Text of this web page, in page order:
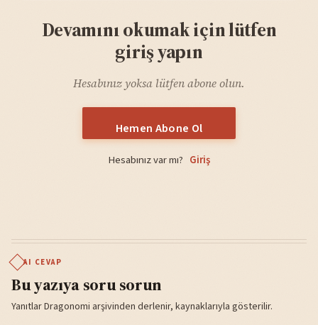
Devamını okumak için lütfen
giriş yapın
Hesabınız yoksa lütfen abone olun.
Hemen Abone Ol
Hesabınız var mı? Giriş
AI CEVAP
Bu yazıya soru sorun
Yanıtlar Dragonomi arşivinden derlenir, kaynaklarıyla gösterilir.